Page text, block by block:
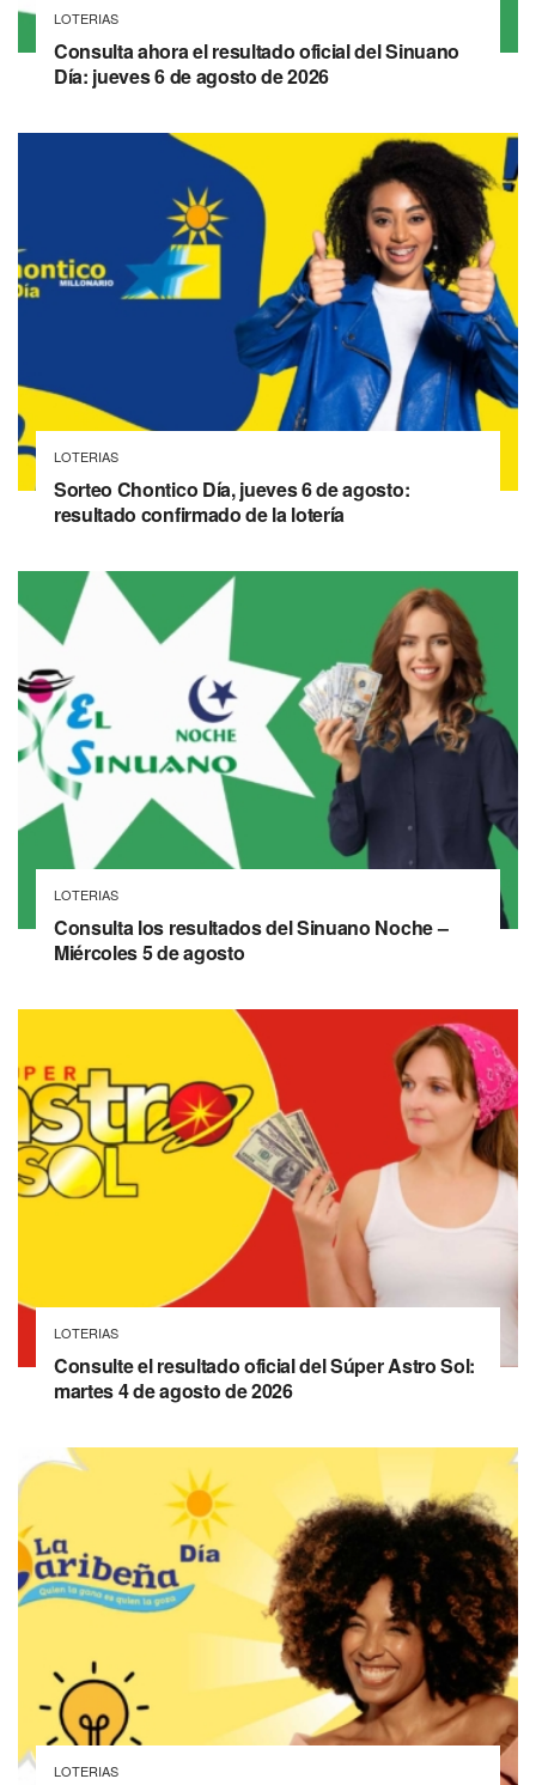
LOTERIAS
Consulta ahora el resultado oficial del Sinuano
Día: jueves 6 de agosto de 2026
LOTERIAS
Sorteo Chontico Día, jueves 6 de agosto:
resultado confirmado de la lotería
LOTERIAS
Consulta los resultados del Sinuano Noche –
Miércoles 5 de agosto
LOTERIAS
Consulte el resultado oficial del Súper Astro Sol:
martes 4 de agosto de 2026
LOTERIAS